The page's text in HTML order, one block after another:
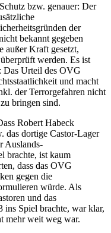
bzw. genauer: Der
der
bekannt gegeben
außer Kraft gesetzt,
werden. Es ist
Das Urteil des OVG
und macht
der Terrorgefahren nicht
bringen sind.
Robert Habeck
das dortige Castor-Lager
Auslands-
brachte, ist kaum
dass das OVG
gegen die
würde. Als
und das
ins Spiel brachte, war klar,
mehr weit weg war.